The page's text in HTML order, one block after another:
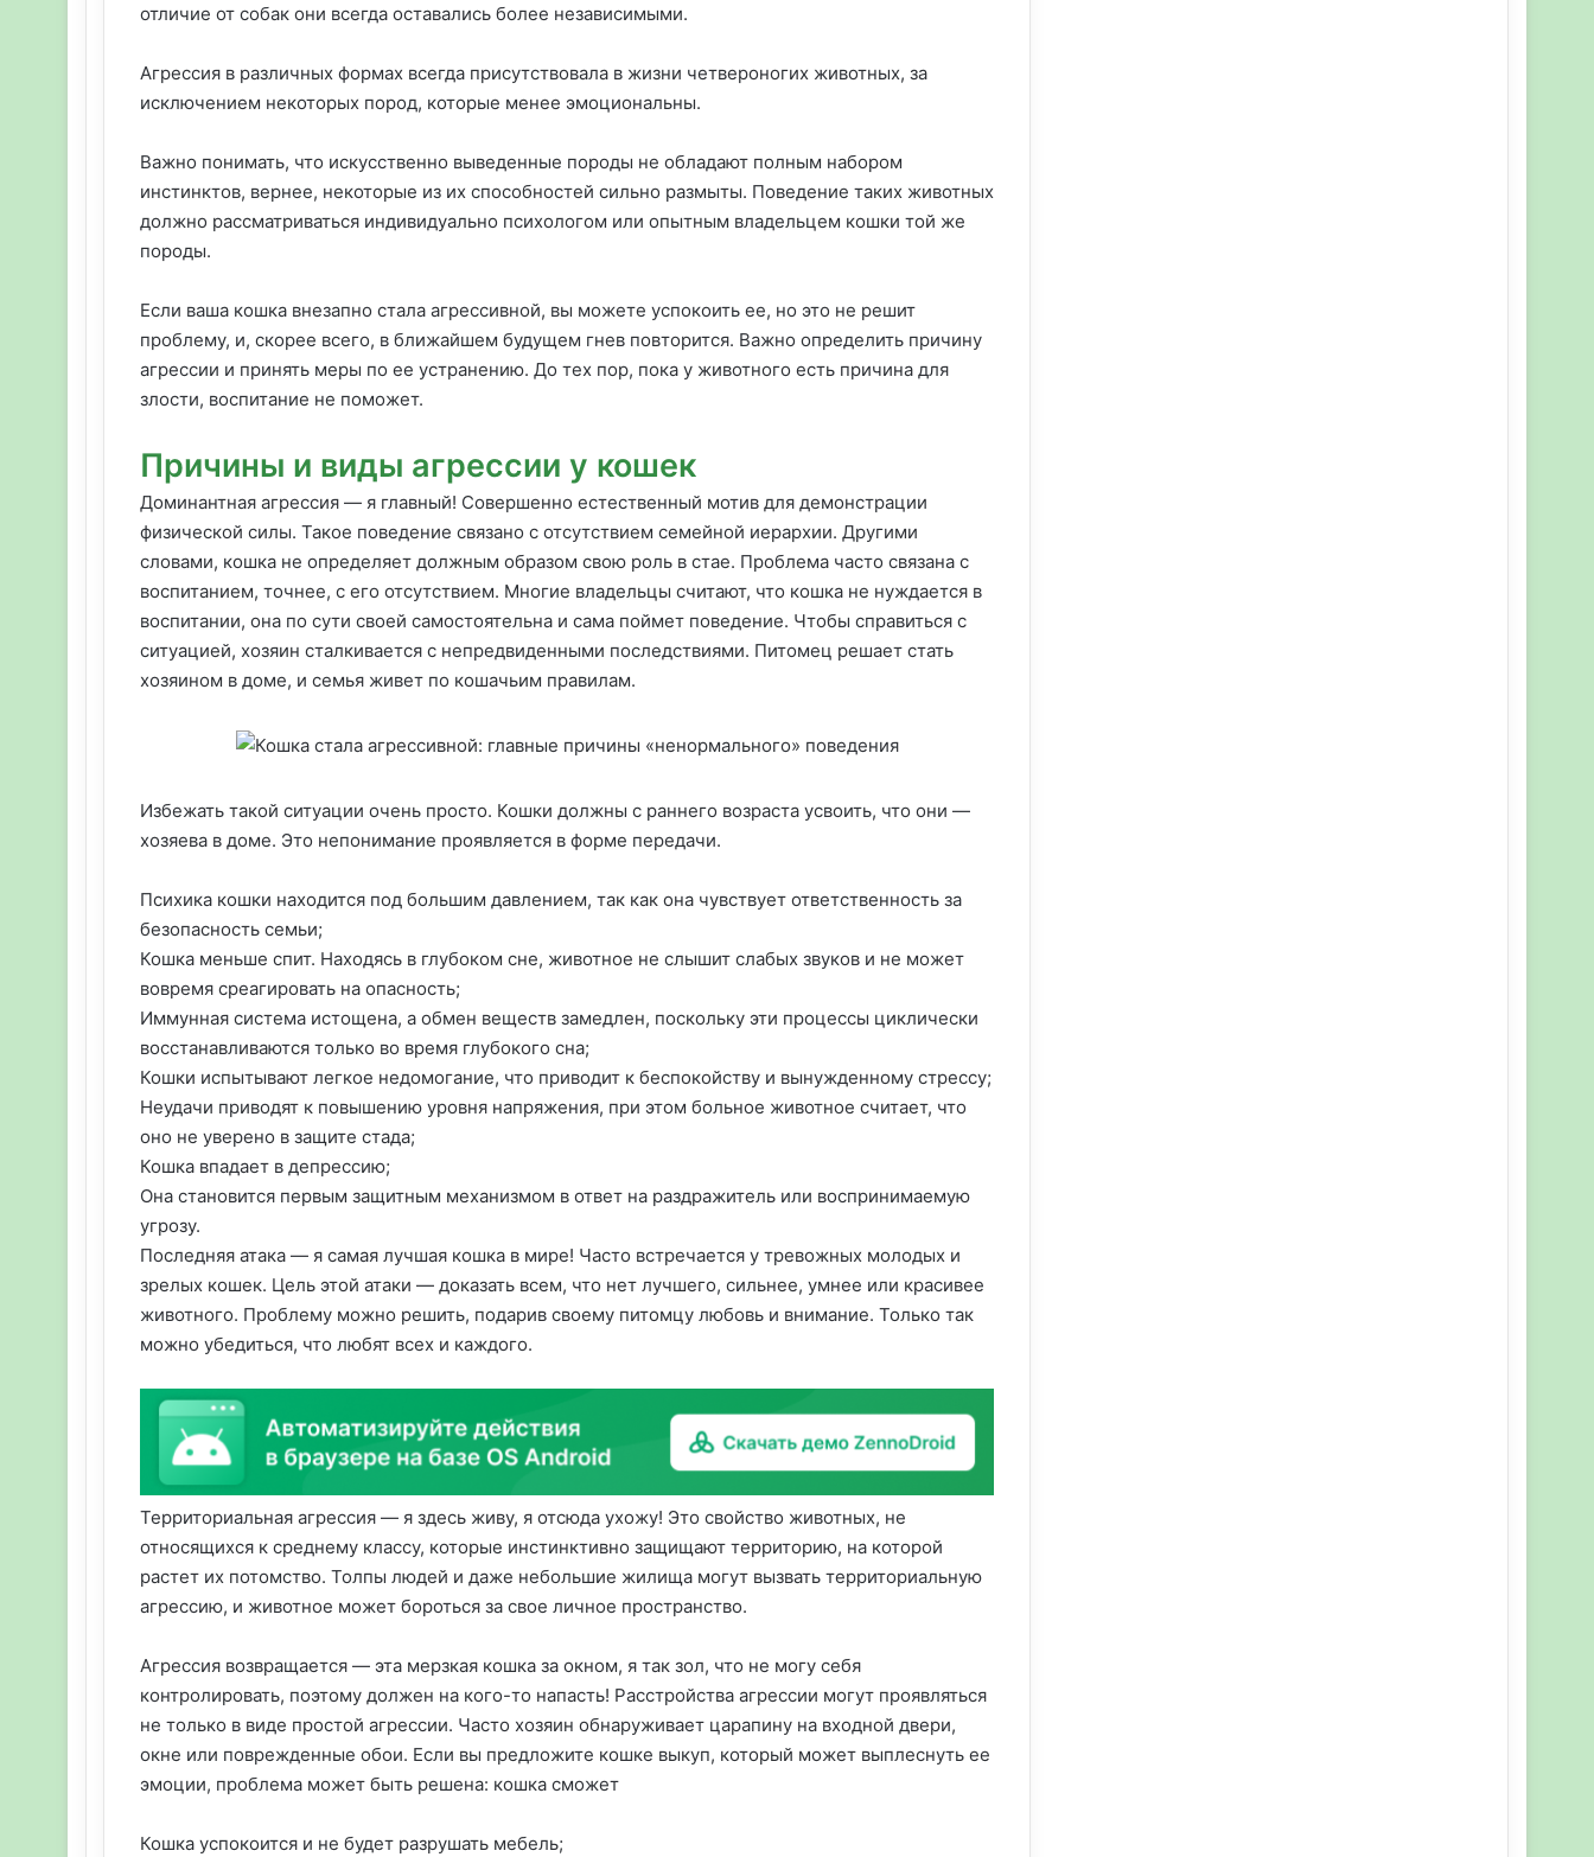
отличие от собак они всегда оставались более независимыми.
Агрессия в различных формах всегда присутствовала в жизни четвероногих животных, за
исключением некоторых пород, которые менее эмоциональны.
Важно понимать, что искусственно выведенные породы не обладают полным набором
инстинктов, вернее, некоторые из их способностей сильно размыты. Поведение таких животных
должно рассматриваться индивидуально психологом или опытным владельцем кошки той же
породы.
Если ваша кошка внезапно стала агрессивной, вы можете успокоить ее, но это не решит
проблему, и, скорее всего, в ближайшем будущем гнев повторится. Важно определить причину
агрессии и принять меры по ее устранению. До тех пор, пока у животного есть причина для
злости, воспитание не поможет.
Причины и виды агрессии у кошек
Доминантная агрессия — я главный! Совершенно естественный мотив для демонстрации
физической силы. Такое поведение связано с отсутствием семейной иерархии. Другими
словами, кошка не определяет должным образом свою роль в стае. Проблема часто связана с
воспитанием, точнее, с его отсутствием. Многие владельцы считают, что кошка не нуждается в
воспитании, она по сути своей самостоятельна и сама поймет поведение. Чтобы справиться с
ситуацией, хозяин сталкивается с непредвиденными последствиями. Питомец решает стать
хозяином в доме, и семья живет по кошачьим правилам.
Избежать такой ситуации очень просто. Кошки должны с раннего возраста усвоить, что они —
хозяева в доме. Это непонимание проявляется в форме передачи.
Психика кошки находится под большим давлением, так как она чувствует ответственность за
безопасность семьи;
Кошка меньше спит. Находясь в глубоком сне, животное не слышит слабых звуков и не может
вовремя среагировать на опасность;
Иммунная система истощена, а обмен веществ замедлен, поскольку эти процессы циклически
восстанавливаются только во время глубокого сна;
Кошки испытывают легкое недомогание, что приводит к беспокойству и вынужденному стрессу;
Неудачи приводят к повышению уровня напряжения, при этом больное животное считает, что
оно не уверено в защите стада;
Кошка впадает в депрессию;
Она становится первым защитным механизмом в ответ на раздражитель или воспринимаемую
угрозу.
Последняя атака — я самая лучшая кошка в мире! Часто встречается у тревожных молодых и
зрелых кошек. Цель этой атаки — доказать всем, что нет лучшего, сильнее, умнее или красивее
животного. Проблему можно решить, подарив своему питомцу любовь и внимание. Только так
можно убедиться, что любят всех и каждого.
Территориальная агрессия — я здесь живу, я отсюда ухожу! Это свойство животных, не
относящихся к среднему классу, которые инстинктивно защищают территорию, на которой
растет их потомство. Толпы людей и даже небольшие жилища могут вызвать территориальную
агрессию, и животное может бороться за свое личное пространство.
Агрессия возвращается — эта мерзкая кошка за окном, я так зол, что не могу себя
контролировать, поэтому должен на кого-то напасть! Расстройства агрессии могут проявляться
не только в виде простой агрессии. Часто хозяин обнаруживает царапину на входной двери,
окне или поврежденные обои. Если вы предложите кошке выкуп, который может выплеснуть ее
эмоции, проблема может быть решена: кошка сможет
Кошка успокоится и не будет разрушать мебель;